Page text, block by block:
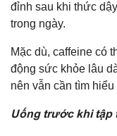
đỉnh sau khi thức
trong ngày.
Mặc dù, caffeine có
động sức khỏe lâu
nên vẫn cần tìm
Uống trước khi tập